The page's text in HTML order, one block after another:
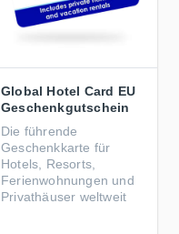
Global Hotel Card EU
Geschenkgutschein
Die führende
Geschenkkarte für
Hotels, Resorts,
Ferienwohnungen und
Privathäuser weltweit